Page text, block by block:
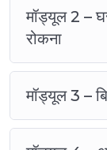
मॉड्यूल 2 –
रोकना
मॉड्यूल 3 –